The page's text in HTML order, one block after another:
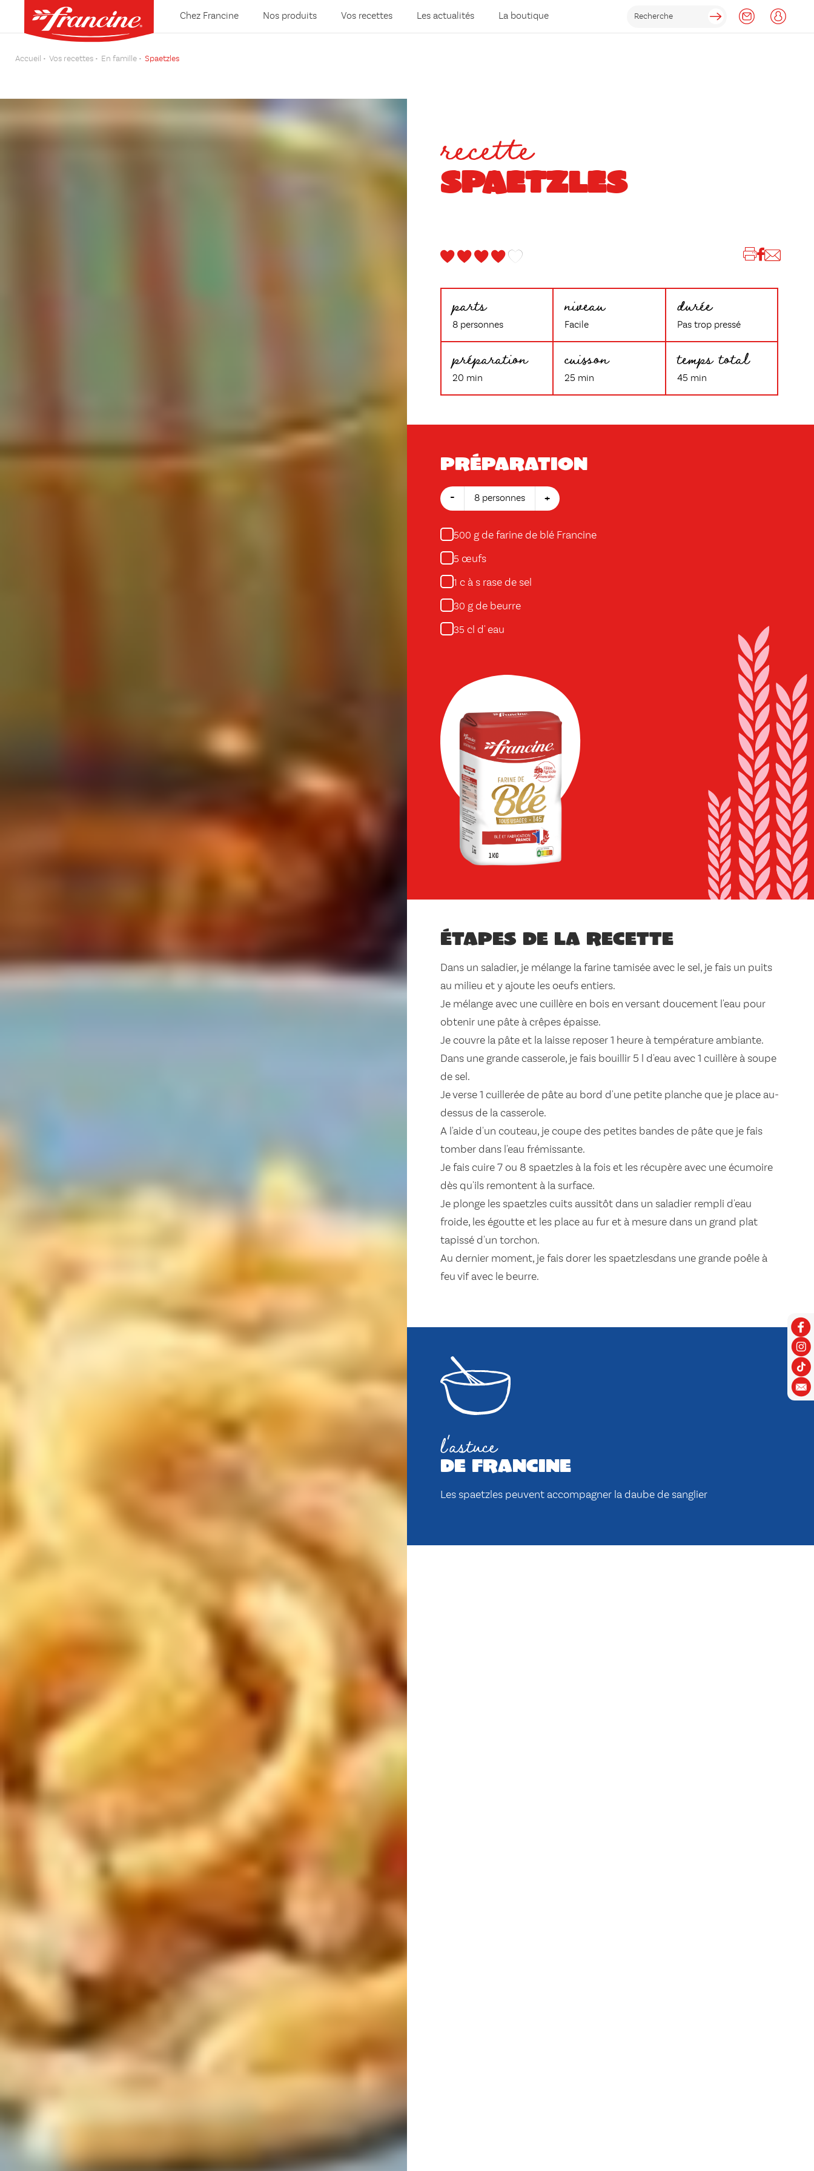
Chez Francine Nos produits Vos recettes Les actualités La boutique
Accueil Vos recettes En famille Spaetzles
recette
SPAETZLES
parts
8 personnes
niveau
Facile
durée
Pas trop pressé
préparation
20 min
cuisson
25 min
temps total
45 min
Préparation
- 8 personnes +
500 g de farine de blé Francine
5 œufs
1 c à s rase de sel
30 g de beurre
35 cl d' eau
Étapes de la recette
Dans un saladier, je mélange la farine tamisée avec le sel, je fais un puits
au milieu et y ajoute les oeufs entiers.
Je mélange avec une cuillère en bois en versant doucement l'eau pour
obtenir une pâte à crêpes épaisse.
Je couvre la pâte et la laisse reposer 1 heure à température ambiante.
Dans une grande casserole, je fais bouillir 5 l d'eau avec 1 cuillère à soupe
de sel.
Je verse 1 cuillerée de pâte au bord d'une petite planche que je place au-
dessus de la casserole.
A l'aide d'un couteau, je coupe des petites bandes de pâte que je fais
tomber dans l'eau frémissante.
Je fais cuire 7 ou 8 spaetzles à la fois et les récupère avec une écumoire
dès qu'ils remontent à la surface.
Je plonge les spaetzles cuits aussitôt dans un saladier rempli d'eau
froide, les égoutte et les place au fur et à mesure dans un grand plat
tapissé d'un torchon.
Au dernier moment, je fais dorer les spaetzlesdans une grande poêle à
feu vif avec le beurre.
l'astuce
de francine
Les spaetzles peuvent accompagner la daube de sanglier